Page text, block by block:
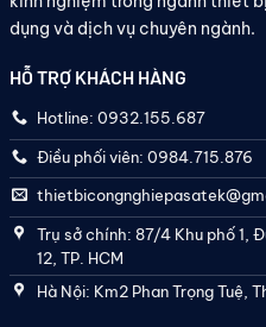
dụng và dịch vụ chuyên ngành.
HỖ TRỢ KHÁCH HÀNG
Hotline: 0932.155.687
Điều phối viên: 0984.715.876
Trụ sở chính: 87/4 Khu phố 1,
12, TP. HCM
Hà Nội: Km2 Phan Trọng Tuệ,